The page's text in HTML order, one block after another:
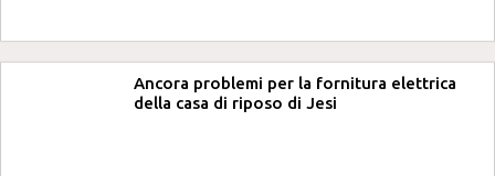
Ancora problemi per la fornitura elettrica
della casa di riposo di Jesi